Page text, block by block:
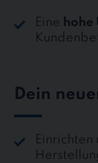
Eine hohe
Dein
Einrichten